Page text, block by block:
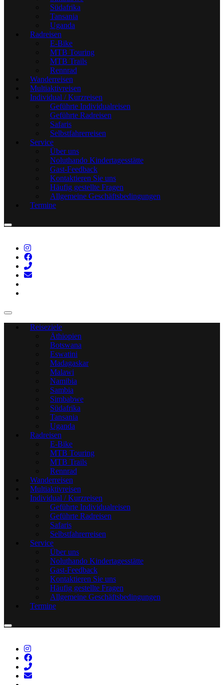
Südafrika
Tansania
Uganda
Radreisen
E-Bike
MTB Touring
MTB Trails
Rennrad
Wanderreisen
Multiaktivreisen
Individual / Kurzreisen
Geführte Individualreisen
Geführte Radreisen
Safaris
Selbstfahrerreisen
Service
Über uns
Noluthando Kindertagesstätte
Gast-Feedback
Kontaktieren Sie uns
Häufig gestellte Fragen
Allgemeine Geschäftsbedingungen
Termine
Reiseziele
Äthiopien
Botswana
Eswatini
Madagaskar
Malawi
Namibia
Sambia
Simbabwe
Südafrika
Tansania
Uganda
Radreisen
E-Bike
MTB Touring
MTB Trails
Rennrad
Wanderreisen
Multiaktivreisen
Individual / Kurzreisen
Geführte Individualreisen
Geführte Radreisen
Safaris
Selbstfahrerreisen
Service
Über uns
Noluthando Kindertagesstätte
Gast-Feedback
Kontaktieren Sie uns
Häufig gestellte Fragen
Allgemeine Geschäftsbedingungen
Termine